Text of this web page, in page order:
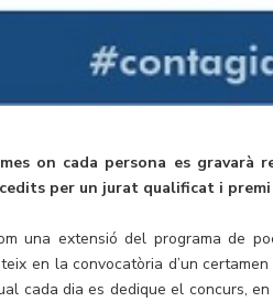
on cada persona es gravarà
per un jurat qualificat i
una extensió del programa de
en la convocatòria d’un
cada dia es dedique el concurs,